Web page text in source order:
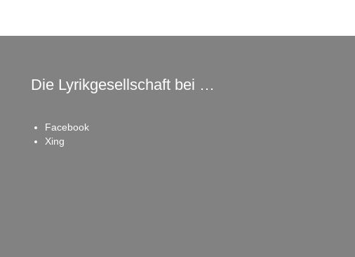
Die Lyrikgesellschaft bei …
Facebook
Xing